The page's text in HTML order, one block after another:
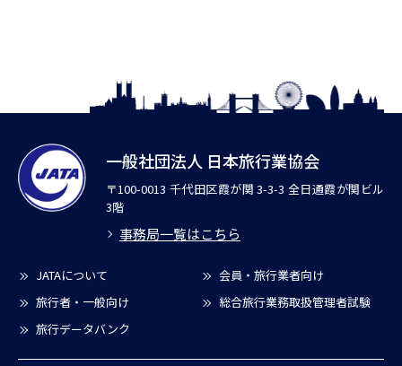
一般社団法人 日本旅行業協会
〒100-0013 千代田区霞が関 3-3-3 全日通霞が関ビル
3階
事務局一覧はこちら
JATAについて
会員・旅行業者向け
旅行者・一般向け
総合旅行業務取扱管理者試験
旅行データバンク